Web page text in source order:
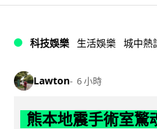
科技娛樂 生活娛樂 城中熱
Lawton 6 小時
熊本地震手術室驚